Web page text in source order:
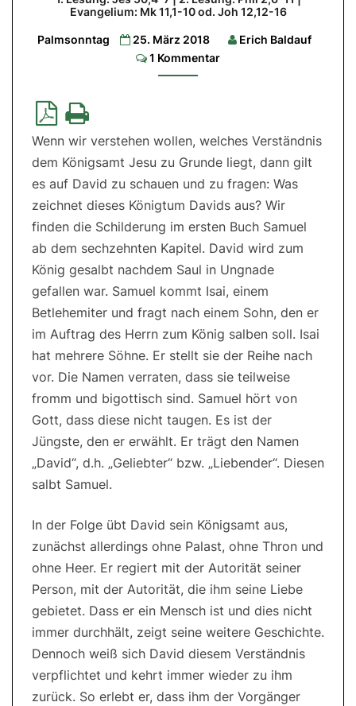
sein
1.
Jes
2,6-
Mk
10
Joh
16
Evangelium: Mk 11,1-10 od. Joh 12,12-16
Palmsonntag 25. März 2018
Erich Baldauf
Comments
1 Kommentar
Wenn wir verstehen wollen, welches Verständnis
dem Königsamt Jesu zu Grunde liegt, dann gilt
es auf David zu schauen und zu fragen: Was
zeichnet dieses Königtum Davids aus? Wir
finden die Schilderung im ersten Buch Samuel
ab dem sechzehnten Kapitel. David wird zum
König gesalbt nachdem Saul in Ungnade
gefallen war. Samuel kommt Isai, einem
Betlehemiter und fragt nach einem Sohn, den er
im Auftrag des Herrn zum König salben soll. Isai
hat mehrere Söhne. Er stellt sie der Reihe nach
vor. Die Namen verraten, dass sie teilweise
fromm und bigottisch sind. Samuel hört von
Gott, dass diese nicht taugen. Es ist der
Jüngste, den er erwählt. Er trägt den Namen
„David“, d.h. „Geliebter“ bzw. „Liebender“. Diesen
salbt Samuel.
In der Folge übt David sein Königsamt aus,
zunächst allerdings ohne Palast, ohne Thron und
ohne Heer. Er regiert mit der Autorität seiner
Person, mit der Autorität, die ihm seine Liebe
gebietet. Dass er ein Mensch ist und dies nicht
immer durchhält, zeigt seine weitere Geschichte.
Dennoch weiß sich David diesem Verständnis
verpflichtet und kehrt immer wieder zu ihm
zurück. So erlebt er, dass ihm der Vorgänger